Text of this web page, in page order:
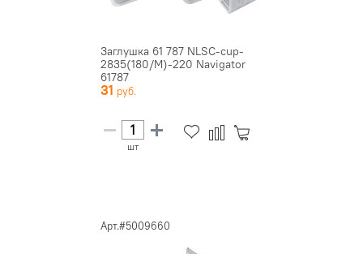
Заглушка 61 787 NLSC-cup-
2835(180/M)-220 Navigator
61787
31
шт
Арт.#5009660